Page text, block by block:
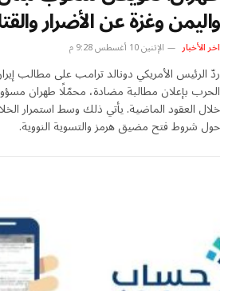
واليمن وغزة عن الأضرار
اخر الأخبار الإثنين 10 أغسطس 9:28 م
ردّ الرئيس الأمريكي دونالد ترامب على مطالب
الحرب بإعلان مطالبة مضادة، محمّلًا طهران
خلال العقود الماضية. يأتي ذلك وسط استمرار
حول شروط فتح مضيق هرمز والتسوية النووية.